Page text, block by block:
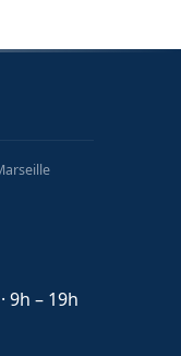
9h – 19h